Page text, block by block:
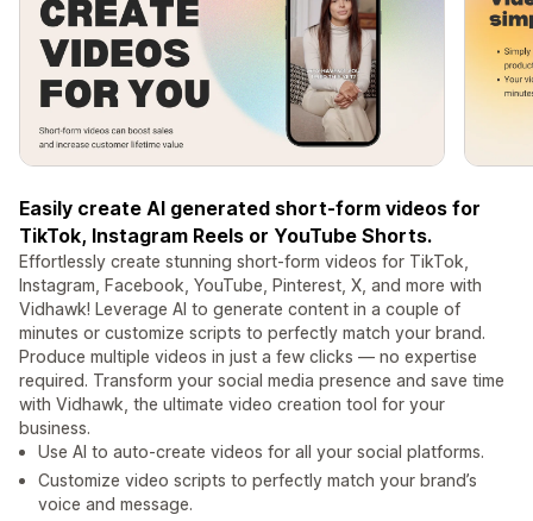
Easily create AI generated short-form videos for
TikTok, Instagram Reels or YouTube Shorts.
Effortlessly create stunning short-form videos for TikTok,
Instagram, Facebook, YouTube, Pinterest, X, and more with
Vidhawk! Leverage AI to generate content in a couple of
minutes or customize scripts to perfectly match your brand.
Produce multiple videos in just a few clicks — no expertise
required. Transform your social media presence and save time
with Vidhawk, the ultimate video creation tool for your
business.
Use AI to auto-create videos for all your social platforms.
Customize video scripts to perfectly match your brand’s
voice and message.